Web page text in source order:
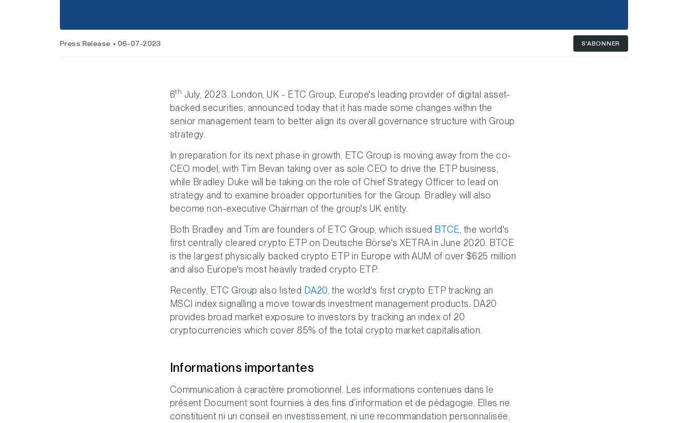
Press Release 06-07-2023 S'ABONNER
6th July, 2023. London, UK - ETC Group, Europe's leading provider of digital asset-
backed securities, announced today that it has made some changes within the
senior management team to better align its overall governance structure with Group
strategy.
In preparation for its next phase in growth, ETC Group is moving away from the co-
CEO model, with Tim Bevan taking over as sole CEO to drive the ETP business,
while Bradley Duke will be taking on the role of Chief Strategy Officer to lead on
strategy and to examine broader opportunities for the Group. Bradley will also
become non-executive Chairman of the group's UK entity.
Both Bradley and Tim are founders of ETC Group, which issued BTCE , the world's
first centrally cleared crypto ETP on Deutsche Börse's XETRA in June 2020. BTCE
is the largest physically backed crypto ETP in Europe with AUM of over $625 million
and also Europe's most heavily traded crypto ETP.
Recently, ETC Group also listed DA20 , the world's first crypto ETP tracking an
MSCI index signalling a move towards investment management products. DA20
provides broad market exposure to investors by tracking an index of 20
cryptocurrencies which cover 85% of the total crypto market capitalisation.
Informations importantes
Communication à caractère promotionnel. Les informations contenues dans le
présent Document sont fournies à des fins d’information et de pédagogie. Elles ne
constituent ni un conseil en investissement, ni une recommandation personnalisée,